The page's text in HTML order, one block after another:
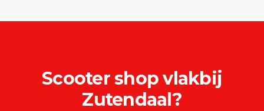
Scooter shopvlakbij
Zutendaal?